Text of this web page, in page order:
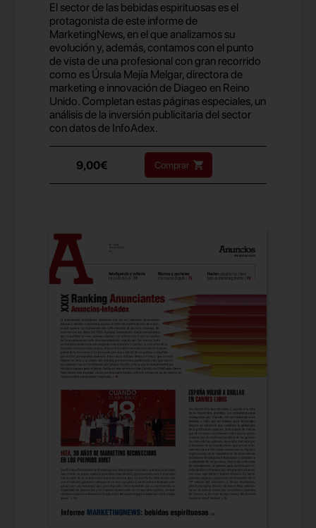
El sector de las bebidas espirituosas es el
protagonista de este informe de
MarketingNews, en el que analizamos su
evolución y, además, contamos con el punto
de vista de una profesional con gran recorrido
como es Úrsula Mejía Melgar, directora de
marketing e innovación de Diageo en Reino
Unido. Completan estas páginas especiales, un
análisis de la inversión publicitaria del sector
con datos de InfoAdex.
9,00€ Comprar